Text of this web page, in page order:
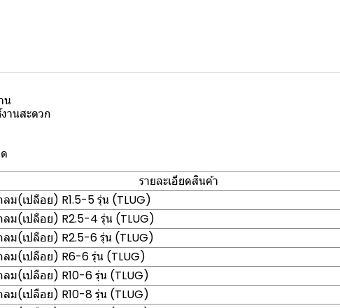
น
านสะดวก
รายละเอียดสินค้า
ม(เปลือย) R1.5-5 รุ่น (TLUG)
ม(เปลือย) R2.5-4 รุ่น (TLUG)
ม(เปลือย) R2.5-6 รุ่น (TLUG)
ลม(เปลือย) R6-6 รุ่น (TLUG)
ม(เปลือย) R10-6 รุ่น (TLUG)
ม(เปลือย) R10-8 รุ่น (TLUG)